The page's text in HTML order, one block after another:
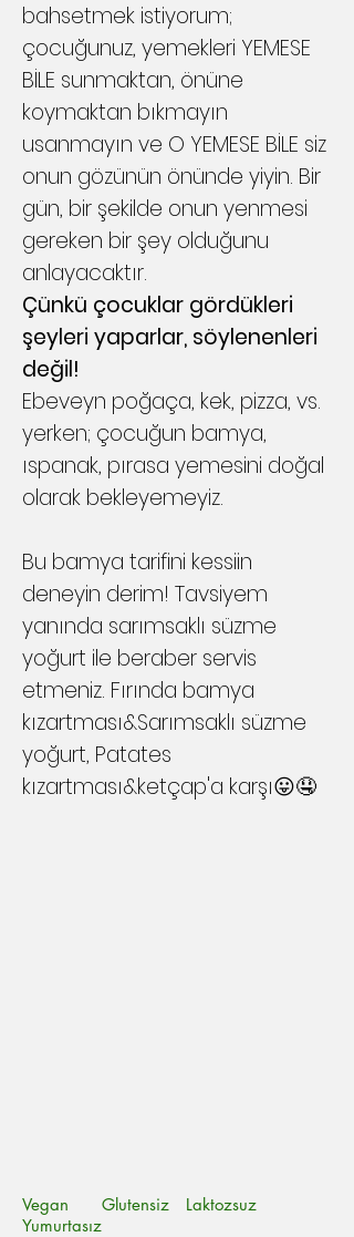
bahsetmek istiyorum;
çocuğunuz, yemekleri YEMESE
BİLE sunmaktan, önüne
koymaktan bıkmayın
usanmayın ve O YEMESE BİLE siz
onun gözünün önünde yiyin. Bir
gün, bir şekilde onun yenmesi
gereken bir şey olduğunu
anlayacaktır.
Çünkü çocuklar gördükleri
şeyleri yaparlar, söylenenleri
değil!
Ebeveyn poğaça, kek, pizza, vs.
yerken; çocuğun bamya,
ıspanak, pırasa yemesini doğal
olarak bekleyemeyiz.
Bu bamya tarifini kessiin
deneyin derim! Tavsiyem
yanında sarımsaklı süzme
yoğurt ile beraber servis
etmeniz. Fırında bamya
kızartması&Sarımsaklı süzme
yoğurt, Patates
kızartması&ketçap'a karşı😛🤤
Vegan Glutensiz Laktozsuz
Yumurtasız